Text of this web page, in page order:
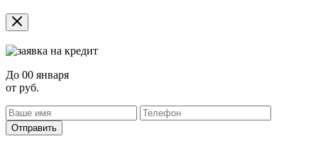
До 00 января
от руб.
Отправить